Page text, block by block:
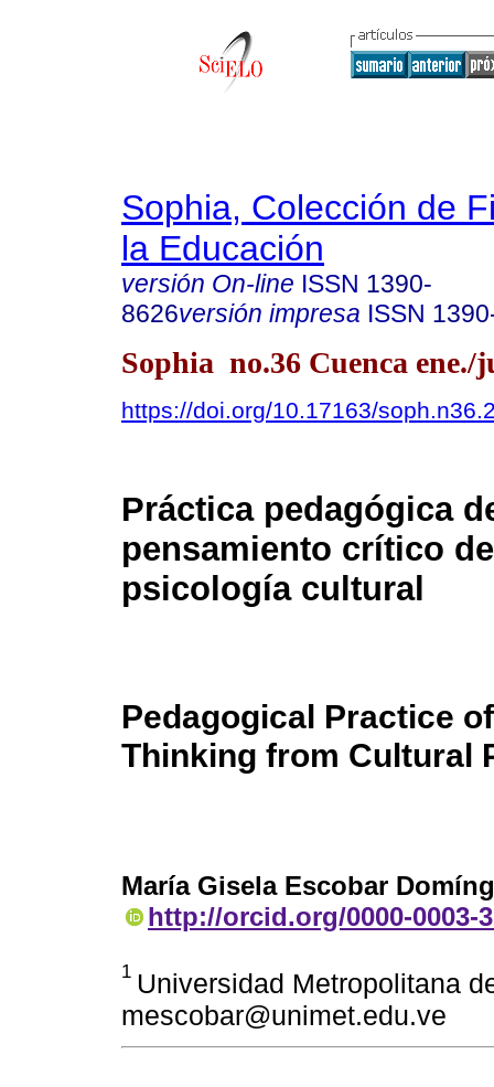
Sophia, Colección de
la Educación
versión On-line ISSN 1390-
8626versión impresa ISSN
Sophia no.36 Cuenca ene./
https://doi.org/10.17163/
Práctica pedagógica
pensamiento crítico
psicología cultural
Pedagogical Practice
Thinking from Cultural
María Gisela Escobar
http://orcid.org/0000-0003-
1 Universidad Metropolitana
mescobar@unimet.edu.ve